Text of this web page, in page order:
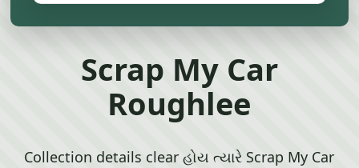
Scrap My Car
Roughlee
Collection details clear હોય ત્યારે Scrap My Car